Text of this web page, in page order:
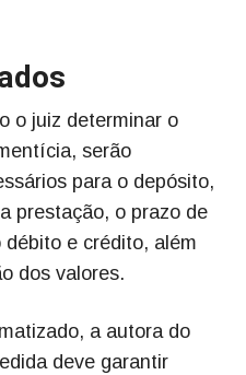
o juiz determinar o
serão
para o depósito,
prestação, o prazo de
e crédito, além
dos valores.
a autora do
deve garantir